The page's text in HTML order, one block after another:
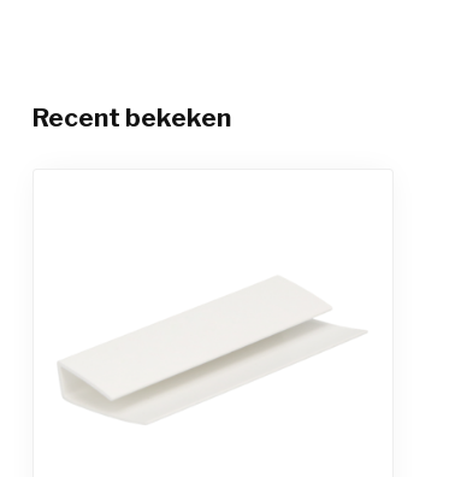
Recent bekeken